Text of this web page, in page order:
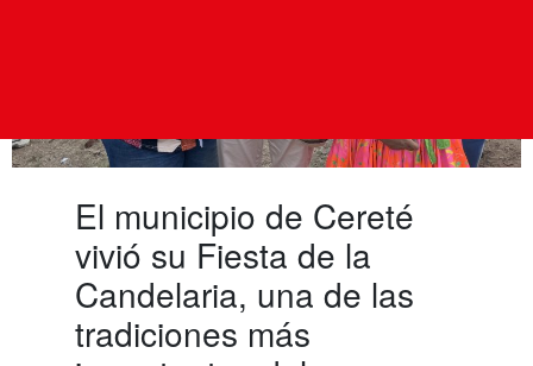
El municipio de Cereté
vivió su Fiesta de la
Candelaria, una de las
tradiciones más